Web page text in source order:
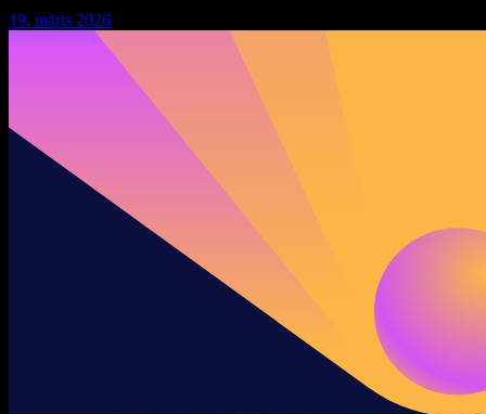
19. märts 2026